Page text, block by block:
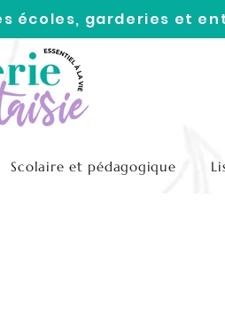
écoles, garderies et
Scolaire et pédagogique